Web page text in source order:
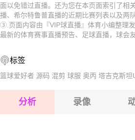
2026-08-15 【球会友谊】 维登
2026-08-15 【球会友谊】 维登
2026-08-15 【球会友谊】 维登
2026-08-15 【球会友谊】 维登
2026-08-15 【球会友谊】 维登
面以免错过直播。还为您在本页面索引了相
播、希尔特鲁普直播的近期比赛列表以及两
③.页面内容由『VIP球直播』体育小编整理
最新的体育赛事直播预告、足球直播，球会友
标签
篮球爱好者 源码 混剪 球服 奥丙 塔吉克斯坦
分析 录像